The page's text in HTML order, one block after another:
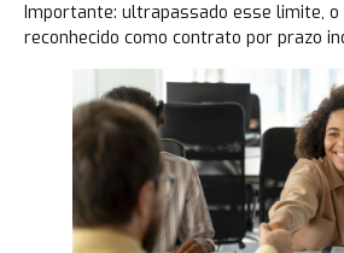
Importante: ultrapassado esse limite, o
reconhecido como contrato por prazo